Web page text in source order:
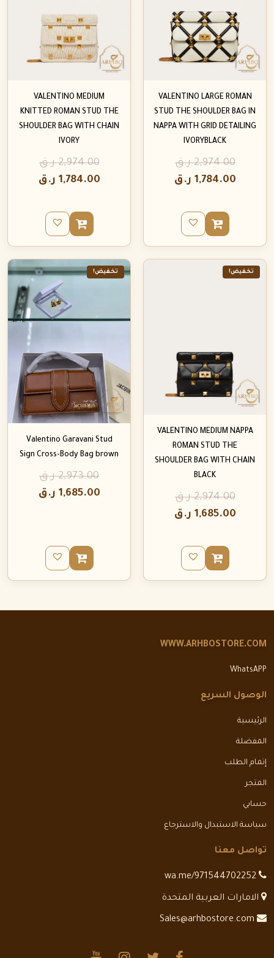
VALENTINO LARGE ROMAN
STUD THE SHOULDER BAG IN
NAPPA WITH GRID DETAILING
IVORYBLACK
2,974.00 ر.ق
1,784.00 ر.ق
VALENTINO MEDIUM
KNITTED ROMAN STUD THE
SHOULDER BAG WITH CHAIN
IVORY
2,974.00 ر.ق
1,784.00 ر.ق
تخفيض!
VALENTINO MEDIUM NAPPA
ROMAN STUD THE
SHOULDER BAG WITH CHAIN
BLACK
2,974.00 ر.ق
1,685.00 ر.ق
تخفيض!
Valentino Garavani Stud
Sign Cross-Body Bag brown
2,973.00 ر.ق
1,685.00 ر.ق
WWW.ARHBOSTORE.COM
WhatsAPP
الوصول السريع
الرئيسية
المفضلة
إتمام الطلب
المتجر
حسابي
سياسة الاستبدال والاسترجاع
تواصل معنا
الامارات العربية المتحدة